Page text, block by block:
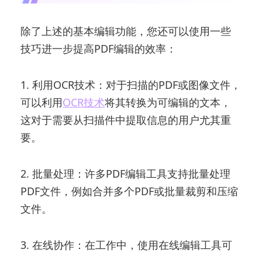
除了上述的基本编辑功能，您还可以使用一些
技巧进一步提高PDF编辑的效率：
1. 利用OCR技术：对于扫描的PDF或图像文件，
可以利用OCR技术将其转换为可编辑的文本，
这对于需要从扫描件中提取信息的用户尤其重
要。
2. 批量处理：许多PDF编辑工具支持批量处理
PDF文件，例如合并多个PDF或批量裁剪和压缩
文件。
3. 在线协作：在工作中，使用在线编辑工具可